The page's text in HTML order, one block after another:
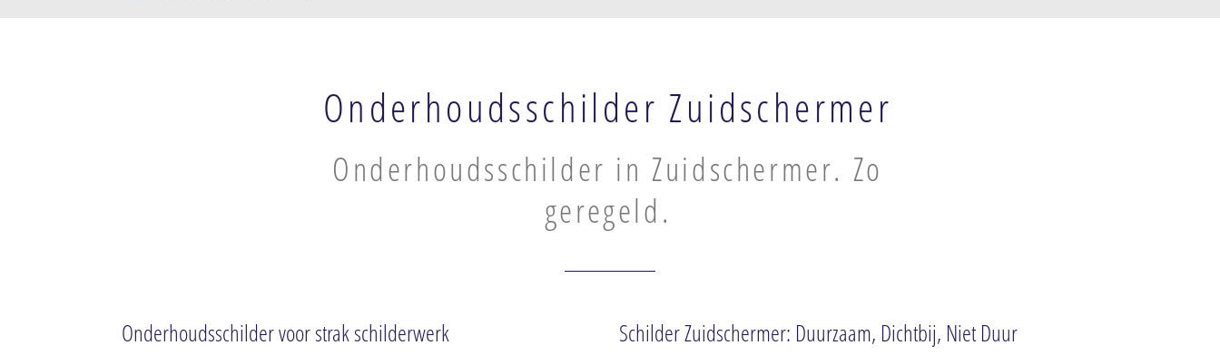
Onderhoudsschilder Zuidschermer
Onderhoudsschilder in Zuidschermer. Zo
geregeld.
Onderhoudsschilder voor strak schilderwerk Schilder Zuidschermer: Duurzaam, Dichtbij, Niet Duur